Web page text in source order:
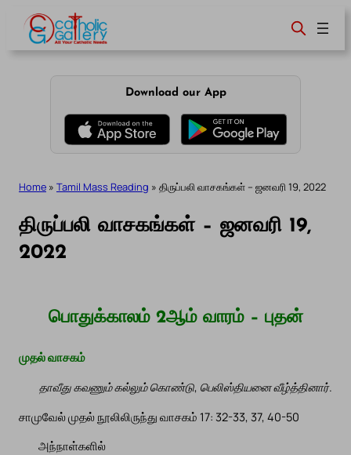
content
Download our App
Home » Tamil Mass Reading » திருப்பலி வாசகங்கள் – ஜனவரி 19, 2022
திருப்பலி வாசகங்கள் – ஜனவரி 19,
2022
பொதுக்காலம் 2ஆம் வாரம் – புதன்
முதல் வாசகம்
தாவீது கவணும் கல்லும் கொண்டு, பெலிஸ்தியனை வீழ்த்தினார்.
சாமுவேல் முதல் நூலிலிருந்து வாசகம் 17: 32-33, 37, 40-50
அந்நாள்களில்